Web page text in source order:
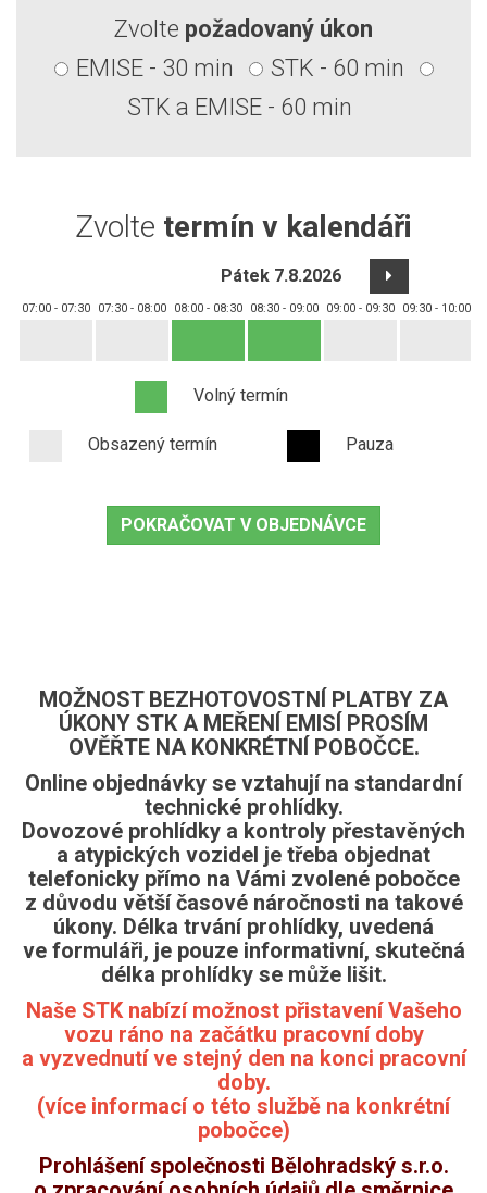
Zvolte požadovaný úkon
EMISE - 30 min
STK - 60 min
STK a EMISE - 60 min
Zvolte termín v kalendáři
Pátek 7.8.2026
07:00 - 07:30 07:30 - 08:00 08:00 - 08:30 08:30 - 09:00 09:00 - 09:30 09:30 - 10:00
Volný termín
Obsazený termín Pauza
POKRAČOVAT V OBJEDNÁVCE
MOŽNOST BEZHOTOVOSTNÍ PLATBY ZA
ÚKONY STK A MEŘENÍ EMISÍ PROSÍM
OVĚŘTE NA KONKRÉTNÍ POBOČCE.
Online objednávky se vztahují na standardní
technické prohlídky.
Dovozové prohlídky a kontroly přestavěných
a atypických vozidel je třeba objednat
telefonicky přímo na Vámi zvolené pobočce
z důvodu větší časové náročnosti na takové
úkony. Délka trvání prohlídky, uvedená
ve formuláři, je pouze informativní, skutečná
délka prohlídky se může lišit.
Naše STK nabízí možnost přistavení Vašeho
vozu ráno na začátku pracovní doby
a vyzvednutí ve stejný den na konci pracovní
doby.
(více informací o této službě na konkrétní
pobočce)
Prohlášení společnosti Bělohradský s.r.o.